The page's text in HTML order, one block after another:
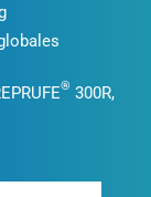
® 300R,